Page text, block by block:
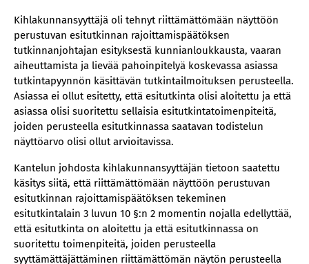
Kihlakunnansyyttäjä oli tehnyt riittämättömään näyttöön
perustuvan esitutkinnan rajoittamispäätöksen
tutkinnanjohtajan esityksestä kunnianloukkausta, vaaran
aiheuttamista ja lievää pahoinpitelyä koskevassa asiassa
tutkintapyynnön käsittävän tutkintailmoituksen perusteella.
Asiassa ei ollut esitetty, että esitutkinta olisi aloitettu ja että
asiassa olisi suoritettu sellaisia esitutkintatoimenpiteitä,
joiden perusteella esitutkinnassa saatavan todistelun
näyttöarvo olisi ollut arvioitavissa.
Kantelun johdosta kihlakunnansyyttäjän tietoon saatettu
käsitys siitä, että riittämättömään näyttöön perustuvan
esitutkinnan rajoittamispäätöksen tekeminen
esitutkintalain 3 luvun 10 §:n 2 momentin nojalla edellyttää,
että esitutkinta on aloitettu ja että esitutkinnassa on
suoritettu toimenpiteitä, joiden perusteella
syyttämättäjättäminen riittämättömän näytön perusteella